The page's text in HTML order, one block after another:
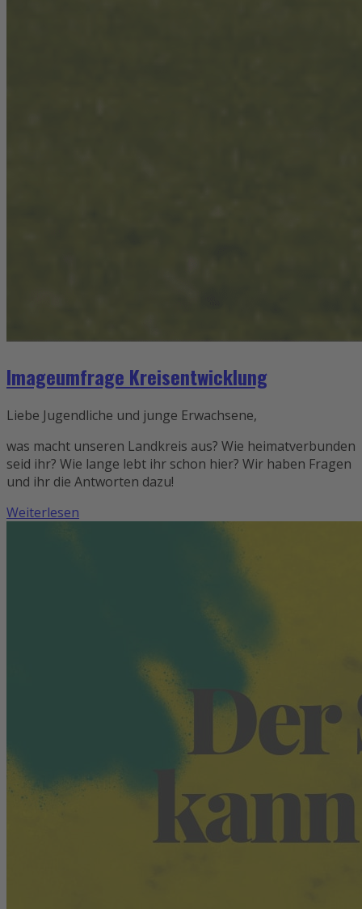
Imageumfrage Kreisentwicklung
Liebe Jugendliche und junge Erwachsene,
was macht unseren Landkreis aus? Wie heimatverbunden
seid ihr? Wie lange lebt ihr schon hier? Wir haben Fragen
und ihr die Antworten dazu!
Weiterlesen